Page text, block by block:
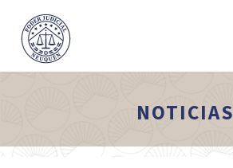
NOTICIAS